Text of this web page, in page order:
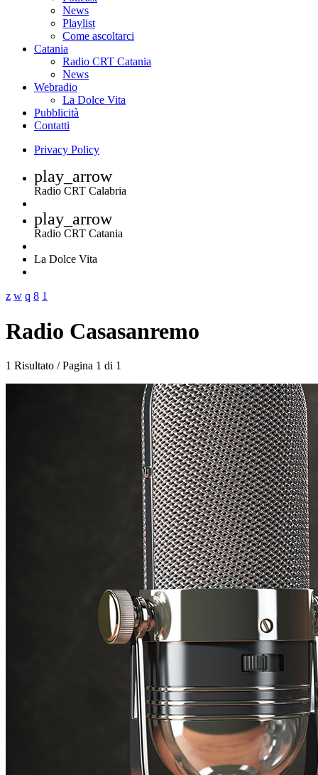
News
Playlist
Come ascoltarci
Catania
Radio CRT Catania
News
Webradio
La Dolce Vita
Pubblicità
Contatti
Privacy Policy
play_arrow
Radio CRT Calabria
play_arrow
Radio CRT Catania
La Dolce Vita
Radio Casasanremo
1 Risultato / Pagina 1 di 1